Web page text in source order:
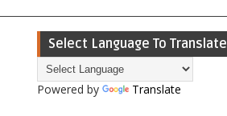
Select Language To Translate
Powered by Translate